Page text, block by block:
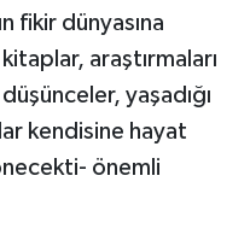
fikir dünyasına
araştırmaları
yaşadığı
kendisine hayat
önemli